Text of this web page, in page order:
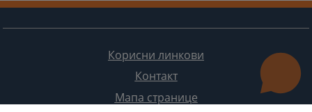
Корисни линкови
Контакт
Мапа странице